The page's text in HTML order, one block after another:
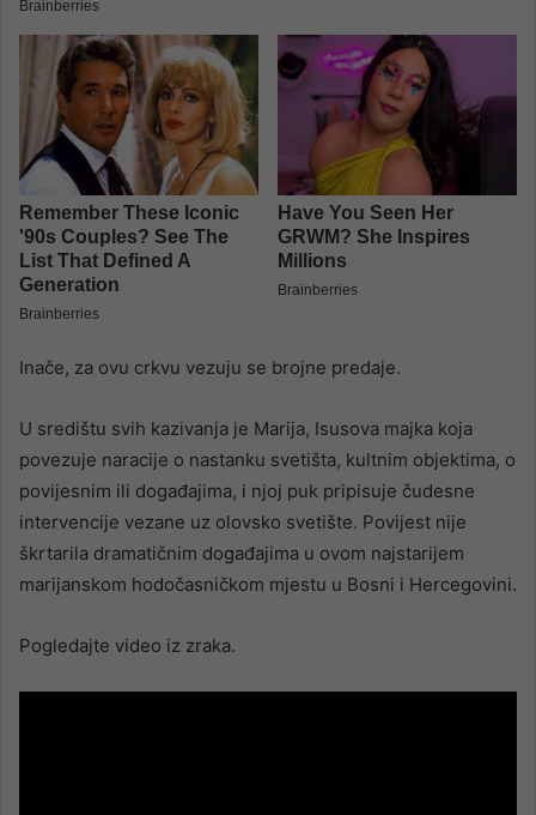
Inače, za ovu crkvu vezuju se brojne predaje.
U središtu svih kazivanja je Marija, Isusova majka koja
povezuje naracije o nastanku svetišta, kultnim objektima, o
povijesnim ili događajima, i njoj puk pripisuje čudesne
intervencije vezane uz olovsko svetište. Povijest nije
škrtarila dramatičnim događajima u ovom najstarijem
marijanskom hodočasničkom mjestu u Bosni i Hercegovini.
Pogledajte video iz zraka.